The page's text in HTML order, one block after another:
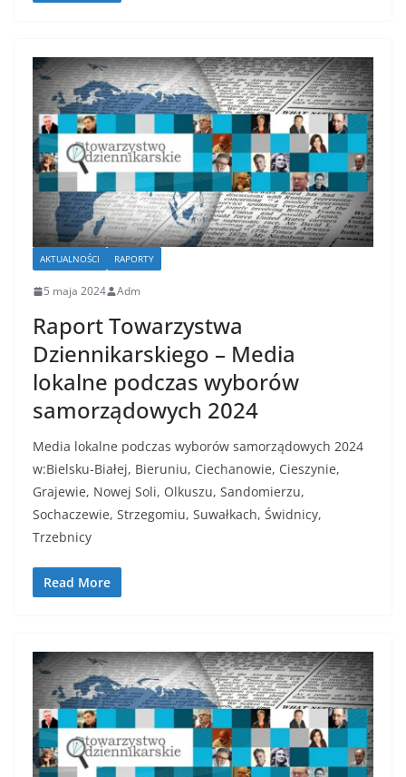
AKTUALNOŚCI RAPORTY
5 maja 2024 Adm
Raport Towarzystwa
Dziennikarskiego – Media
lokalne podczas wyborów
samorządowych 2024
Media lokalne podczas wyborów samorządowych 2024
w:Bielsku-Białej, Bieruniu, Ciechanowie, Cieszynie,
Grajewie, Nowej Soli, Olkuszu, Sandomierzu,
Sochaczewie, Strzegomiu, Suwałkach, Świdnicy,
Trzebnicy
Read More